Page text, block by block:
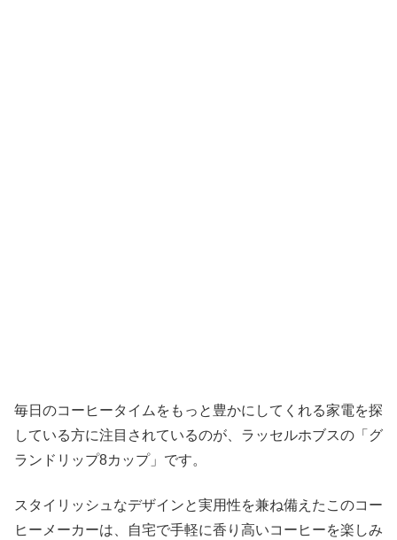
毎日のコーヒータイムをもっと豊かにしてくれる家電を探
している方に注目されているのが、ラッセルホブスの「グ
ランドリップ8カップ」です。
スタイリッシュなデザインと実用性を兼ね備えたこのコー
ヒーメーカーは、自宅で手軽に香り高いコーヒーを楽しみ